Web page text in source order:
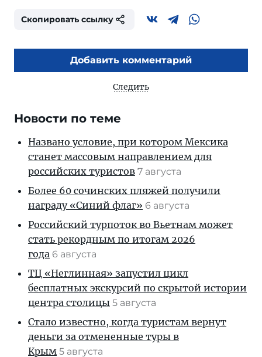
Скопировать ссылку
Добавить комментарий
Следить
Новости по теме
Названо условие, при котором Мексика
станет массовым направлением для
российских туристов 7 августа
Более 60 сочинских пляжей получили
награду «Синий флаг» 6 августа
Российский турпоток во Вьетнам может
стать рекордным по итогам 2026
года 6 августа
ТЦ «Неглинная» запустил цикл
бесплатных экскурсий по скрытой истории
центра столицы 5 августа
Стало известно, когда туристам вернут
деньги за отмененные туры в
Крым 5 августа